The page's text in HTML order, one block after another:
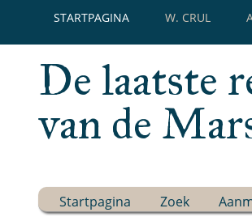
STARTPAGINA W. CRUL
De laatste
van de
Startpagina Zoek